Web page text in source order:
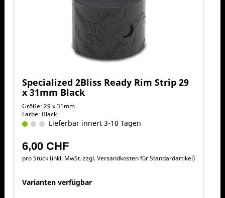
Specialized 2Bliss Ready Rim Strip 29
x 31mm Black
Größe: 29 x 31mm
Farbe: Black
Lieferbar innert 3-10 Tagen
6,00 CHF
pro Stück (inkl. MwSt. zzgl.Versandkosten für Standardartikel)
Varianten verfügbar